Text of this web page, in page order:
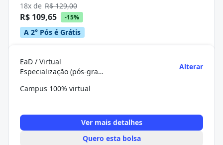
18x de R$ 129,00
R$ 109,65 -15%
A 2° Pós é Grátis
EaD / Virtual
Especialização (pós-graduação)
Alterar
Campus 100% virtual
Ver mais detalhes
Quero esta bolsa